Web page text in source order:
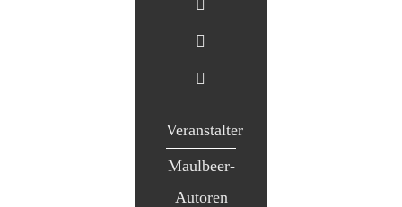
Veranstalter
Maulbeer-
Autoren